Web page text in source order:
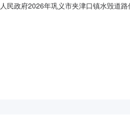
民政府2026年巩义市夹津口镇水毁道
址中标金额单位备注信息巩财磋商采